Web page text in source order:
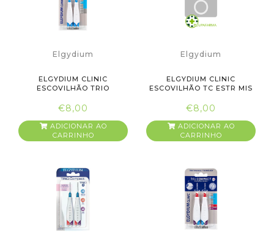
Elgydium
ELGYDIUM CLINIC
ESCOVILHÃO TRIO
€8,00
ADICIONAR AO
CARRINHO
Elgydium
ELGYDIUM CLINIC
ESCOVILHÃO TC ESTR MIS
€8,00
ADICIONAR AO
CARRINHO